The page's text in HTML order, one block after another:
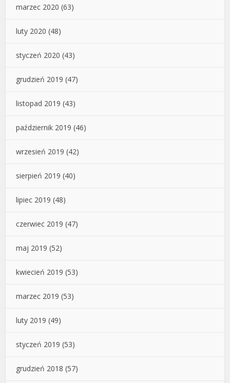
marzec 2020 (63)
luty 2020 (48)
styczeń 2020 (43)
grudzień 2019 (47)
listopad 2019 (43)
październik 2019 (46)
wrzesień 2019 (42)
sierpień 2019 (40)
lipiec 2019 (48)
czerwiec 2019 (47)
maj 2019 (52)
kwiecień 2019 (53)
marzec 2019 (53)
luty 2019 (49)
styczeń 2019 (53)
grudzień 2018 (57)